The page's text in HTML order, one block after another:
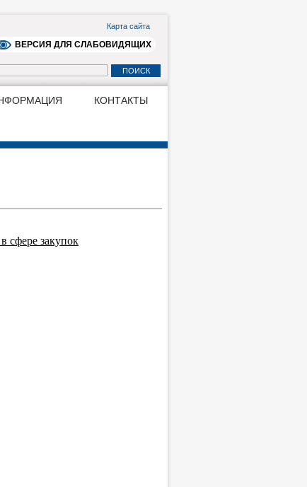
Карта сайта
ВЕРСИЯ ДЛЯ СЛАБОВИДЯЩИХ
КОНТАКТЫ
сфере закупок